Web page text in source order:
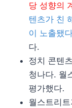
당 성향의
텐츠가 친
이 노출됐
다.
정치 콘텐
청나다. 월
평가했다.
월스트리